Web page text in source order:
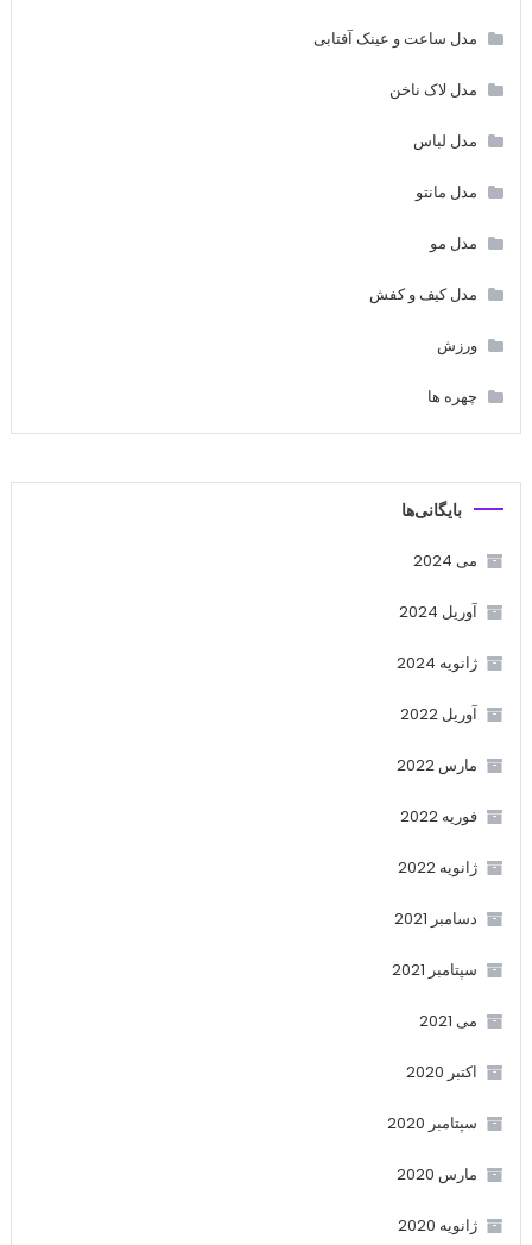
مدل ساعت و عینک آفتابی
مدل لاک ناخن
مدل لباس
مدل مانتو
مدل مو
مدل کیف و کفش
ورزش
چهره ها
بایگانی‌ها
می 2024
آوریل 2024
ژانویه 2024
آوریل 2022
مارس 2022
فوریه 2022
ژانویه 2022
دسامبر 2021
سپتامبر 2021
می 2021
اکتبر 2020
سپتامبر 2020
مارس 2020
ژانویه 2020